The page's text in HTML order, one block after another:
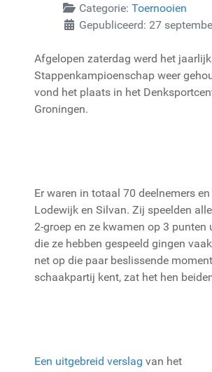
Categorie: Toernooien
Gepubliceerd: 27
Afgelopen zaterdag werd het
Stappenkampioenschap weer
vond het plaats in het
Groningen.
Er waren in totaal 70 deelnemers
Lodewijk en Silvan. Zij speelden
2-groep en ze kwamen op 3 punten
die ze hebben gespeeld gingen
net op die paar beslissende
schaakpartij kent, zat het hen
Een uitgebreid verslag van het